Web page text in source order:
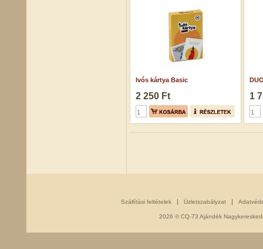
Ivós kártya Basic
2 250 Ft 1
Szállítási feltételek Üzletszabályzat
2026 © CQ-73 Ajándék